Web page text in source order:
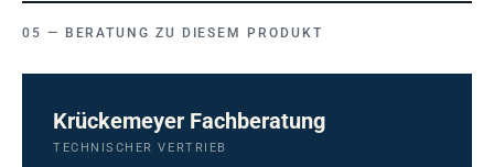
BERATUNG ZU DIESEM PRODUKT
Krückemeyer Fachberatung
TECHNISCHER VERTRIEB